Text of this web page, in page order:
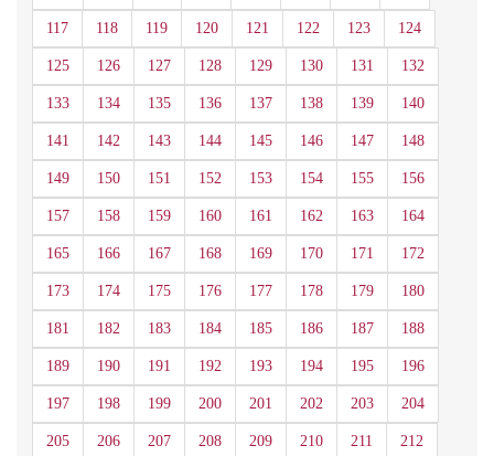
117 118 119 120 121 122 123 124
125 126 127 128 129 130 131 132
133 134 135 136 137 138 139 140
141 142 143 144 145 146 147 148
149 150 151 152 153 154 155 156
157 158 159 160 161 162 163 164
165 166 167 168 169 170 171 172
173 174 175 176 177 178 179 180
181 182 183 184 185 186 187 188
189 190 191 192 193 194 195 196
197 198 199 200 201 202 203 204
205 206 207 208 209 210 211 212